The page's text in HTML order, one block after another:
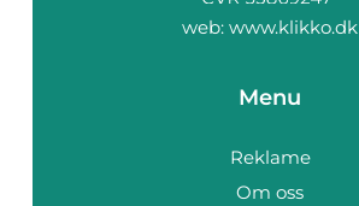
web: www.klikko.dk
Menu
Reklame
Om oss